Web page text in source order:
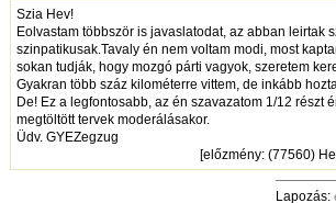
Szia Hev!
Eolvastam többször is javaslatodat, az abban leirtak
szinpatikusak.Tavaly én nem voltam modi, most
sokan tudják, hogy mozgó párti vagyok, szeretem
Gyakran több száz kilométerre vittem, de inkább
De! Ez a legfontosabb, az én szavazatom 1/12 részt
megtöltött tervek moderálásakor.
Üdv. GYEZegzug
[előzmény: (77560)
Lapozás: